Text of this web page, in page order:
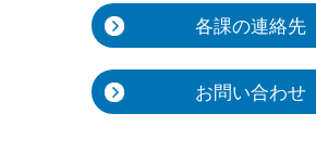
各課の連絡先
お問い合わせ